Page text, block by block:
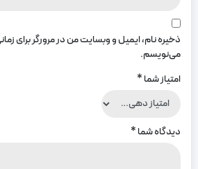
ذخیره نام، ایمیل و وبسایت من در مرورگر برای
می‌نویسم.
امتیاز شما*
دیدگاه شما*